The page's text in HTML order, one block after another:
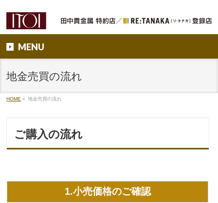
MENU
地金売買の流れ
HOME » 地金売買の流れ
ご購入の流れ
1.小売価格のご確認